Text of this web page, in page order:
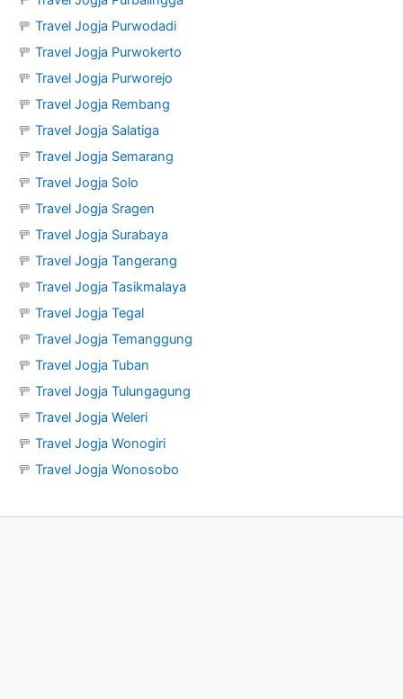
🚥 Travel Jogja Purwodadi
🚥 Travel Jogja Purwokerto
🚥 Travel Jogja Purworejo
🚥 Travel Jogja Rembang
🚥 Travel Jogja Salatiga
🚥 Travel Jogja Semarang
🚥 Travel Jogja Solo
🚥 Travel Jogja Sragen
🚥 Travel Jogja Surabaya
🚥 Travel Jogja Tangerang
🚥 Travel Jogja Tasikmalaya
🚥 Travel Jogja Tegal
🚥 Travel Jogja Temanggung
🚥 Travel Jogja Tuban
🚥 Travel Jogja Tulungagung
🚥 Travel Jogja Weleri
🚥 Travel Jogja Wonogiri
🚥 Travel Jogja Wonosobo